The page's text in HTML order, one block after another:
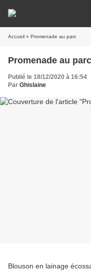
Accueil » Promenade au parc
Promenade au parc
Publié le 18/12/2020 à 16:54
Par Ghislaine
Blouson en lainage